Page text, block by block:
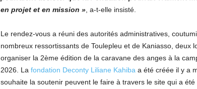
en projet et en mission », a-t-elle insisté.
Le rendez-vous a réuni des autorités administratives,
nombreux ressortissants de Toulepleu et de Kaniasso, deux
organiser la 2ème édition de la caravane des anges à la
2026. La fondation Deconty Liliane Kahiba a été créée il y a
souhaite la soutenir peuvent le faire à travers le site qui a